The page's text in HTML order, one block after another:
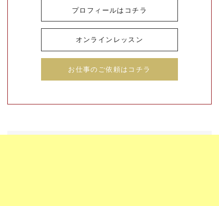
プロフィールはコチラ
オンラインレッスン
お仕事のご依頼はコチラ